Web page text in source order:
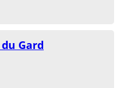
Gard